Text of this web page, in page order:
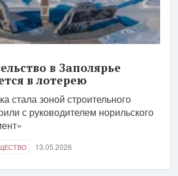
в Заполярье
в лотерею
стала зоной строительного
с руководителем норильского
13.05.2026